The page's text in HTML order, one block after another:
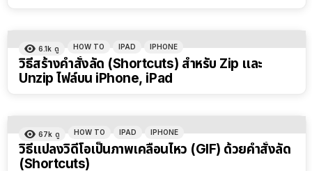
6.1k ดู HOW TO IPAD IPHONE
วิธีสร้างคำสั่งลัด (Shortcuts) สำหรับ Zip และ
Unzip ไฟล์บน iPhone, iPad
67k ดู HOW TO IPAD IPHONE
วิธีแปลงวิดีโอเป็นภาพเคลื่อนไหว (GIF) ด้วยคำสั่งลัด
(Shortcuts)